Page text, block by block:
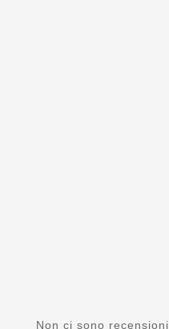
Non ci sono recensioni